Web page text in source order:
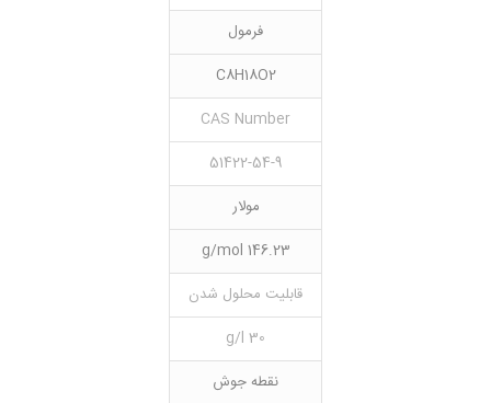
فرمول
C8H18O2
CAS Number
51422-54-9
مولار
146.23 g/mol
قابلیت محلول شدن
30 g/l
نقطه جوش